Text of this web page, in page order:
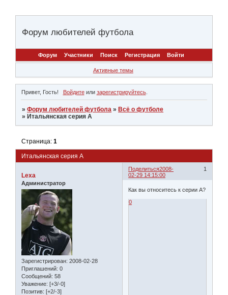
Форум любителей футбола
Форум Участники Поиск Регистрация Войти
Активные темы
Привет, Гость! Войдитеили зарегистрируйтесь.
»Форум любителей футбола » Всё о футболе
» Итальянская серия А
Итальянская серия А
Страница:1
Поделиться 1
2008-
02-29 14:15:00
Lexa
Администратор
Зарегистрирован: 2008-02-28
Приглашений: 0
Сообщений: 58
Уважение: [+3/-0]
Позитив: [+2/-3]
Как вы относитесь к серии А?
0